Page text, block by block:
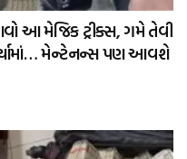
આ મેજિક ટ્રીક્સ, ગમે તેવી
મેન્ટેનન્સ પણ આવશે